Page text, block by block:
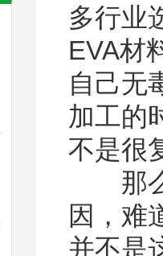
多行业
EVA材
自己无
加工的
不是很
那么
因，难
并不是